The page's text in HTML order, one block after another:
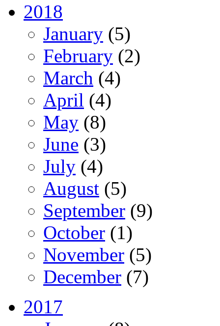
2018
January (5)
February (2)
March (4)
April (4)
May (8)
June (3)
July (4)
August (5)
September (9)
October (1)
November (5)
December (7)
2017